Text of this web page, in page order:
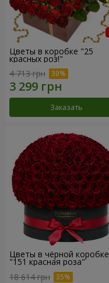
Цветы в коробке "25
красных роз!"
4 713 грн
Заказать
Цветы в чёрной коробке
"151 красная роза"
18 614 грн